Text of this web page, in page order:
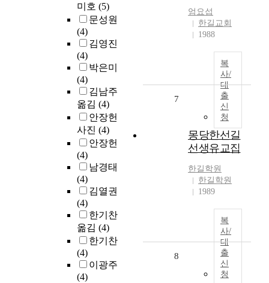
미호 (5)
문성원
(4)
김영진
(4)
박은미
(4)
김남주
옮김 (4)
안장헌
사진 (4)
안장헌
(4)
남경태
(4)
김열권
(4)
한기찬
옮김 (4)
한기찬
(4)
이광주
(4)
엄요섭
한길교회
1988
복
사/
대
출
신
청
7
몽당한선길
선생유교집
한길학원
한길학원
1989
복
사/
대
출
신
청
8